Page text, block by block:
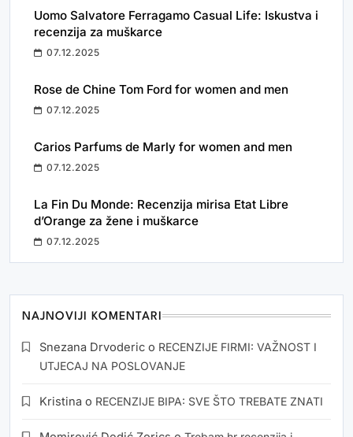
Uomo Salvatore Ferragamo Casual Life: Iskustva i
recenzija za muškarce
07.12.2025
Rose de Chine Tom Ford for women and men
07.12.2025
Carios Parfums de Marly for women and men
07.12.2025
La Fin Du Monde: Recenzija mirisa Etat Libre
d’Orange za žene i muškarce
07.12.2025
NAJNOVIJI KOMENTARI
Snezana Drvoderic o RECENZIJE FIRMI: VAŽNOST I
UTJECAJ NA POSLOVANJE
Kristina o RECENZIJE BIPA: SVE ŠTO TREBATE ZNATI